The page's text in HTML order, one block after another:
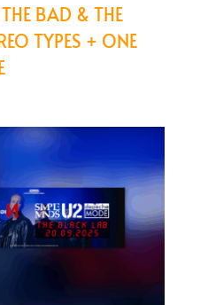
BAD & THE
TYPES + ONE